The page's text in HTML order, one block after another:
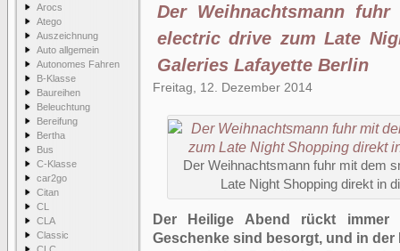
Arocs
Atego
Auszeichnung
Auto allgemein
Autonomes Fahren
B-Klasse
Baureihen
Beleuchtung
Bereifung
Bertha
Bus
C-Klasse
car2go
Citan
CL
CLA
Classic
Der Weihnachtsmann
electric drive zum Late
Galeries Lafayette Berlin
Freitag, 12. Dezember 2014
Der Weihnachtsmann fuhr mit dem
Late Night Shopping direkt in
Der Heilige Abend rückt
Geschenke sind besorgt, und in